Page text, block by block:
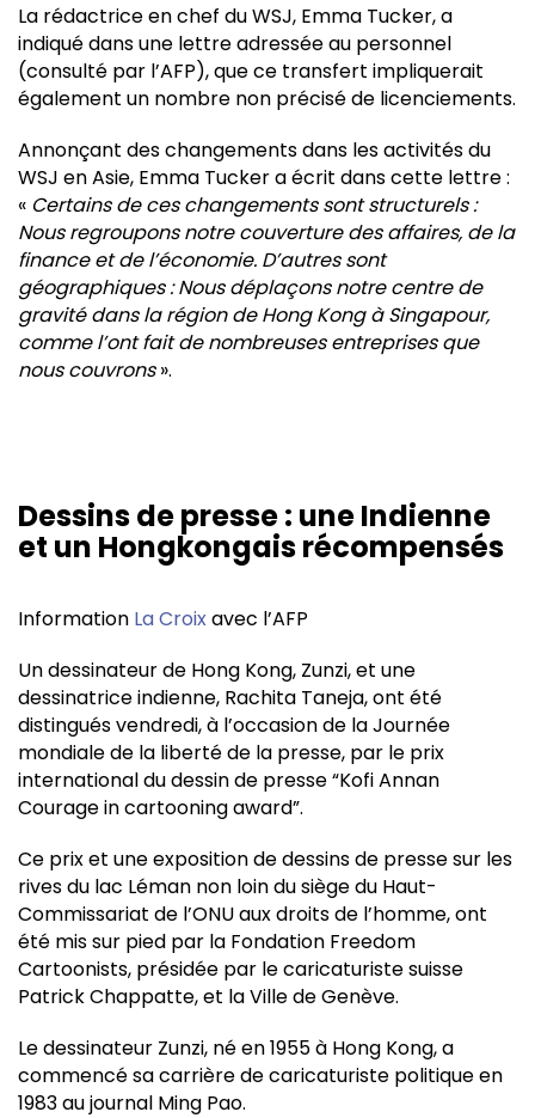
La rédactrice en chef du WSJ, Emma Tucker, a
indiqué dans une lettre adressée au personnel
(consulté par l’AFP), que ce transfert impliquerait
également un nombre non précisé de licenciements.
Annonçant des changements dans les activités du
WSJ en Asie, Emma Tucker a écrit dans cette lettre :
« Certains de ces changements sont structurels :
Nous regroupons notre couverture des affaires, de la
finance et de l’économie. D’autres sont
géographiques : Nous déplaçons notre centre de
gravité dans la région de Hong Kong à Singapour,
comme l’ont fait de nombreuses entreprises que
nous couvrons».
Dessins de presse : une Indienne
et un Hongkongais récompensés
Information La Croixavec l’AFP
Un dessinateur de Hong Kong, Zunzi, et une
dessinatrice indienne, Rachita Taneja, ont été
distingués vendredi, à l’occasion de la Journée
mondiale de la liberté de la presse, par le prix
international du dessin de presse “Kofi Annan
Courage in cartooning award”.
Ce prix et une exposition de dessins de presse sur les
rives du lac Léman non loin du siège du Haut-
Commissariat de l’ONU aux droits de l’homme, ont
été mis sur pied par la Fondation Freedom
Cartoonists, présidée par le caricaturiste suisse
Patrick Chappatte, et la Ville de Genève.
Le dessinateur Zunzi, né en 1955 à Hong Kong, a
commencé sa carrière de caricaturiste politique en
1983 au journal Ming Pao.